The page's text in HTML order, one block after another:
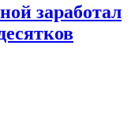
заработал